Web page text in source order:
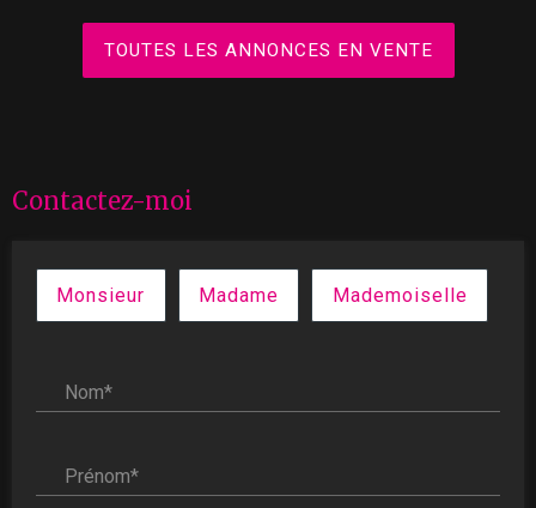
TOUTES LES ANNONCES EN VENTE
Contactez-moi
Civilité :
Monsieur Madame Mademoiselle